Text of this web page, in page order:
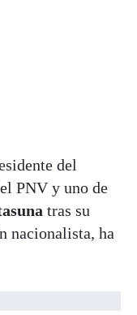
del
PNV y uno de
tras su
nacionalista, ha